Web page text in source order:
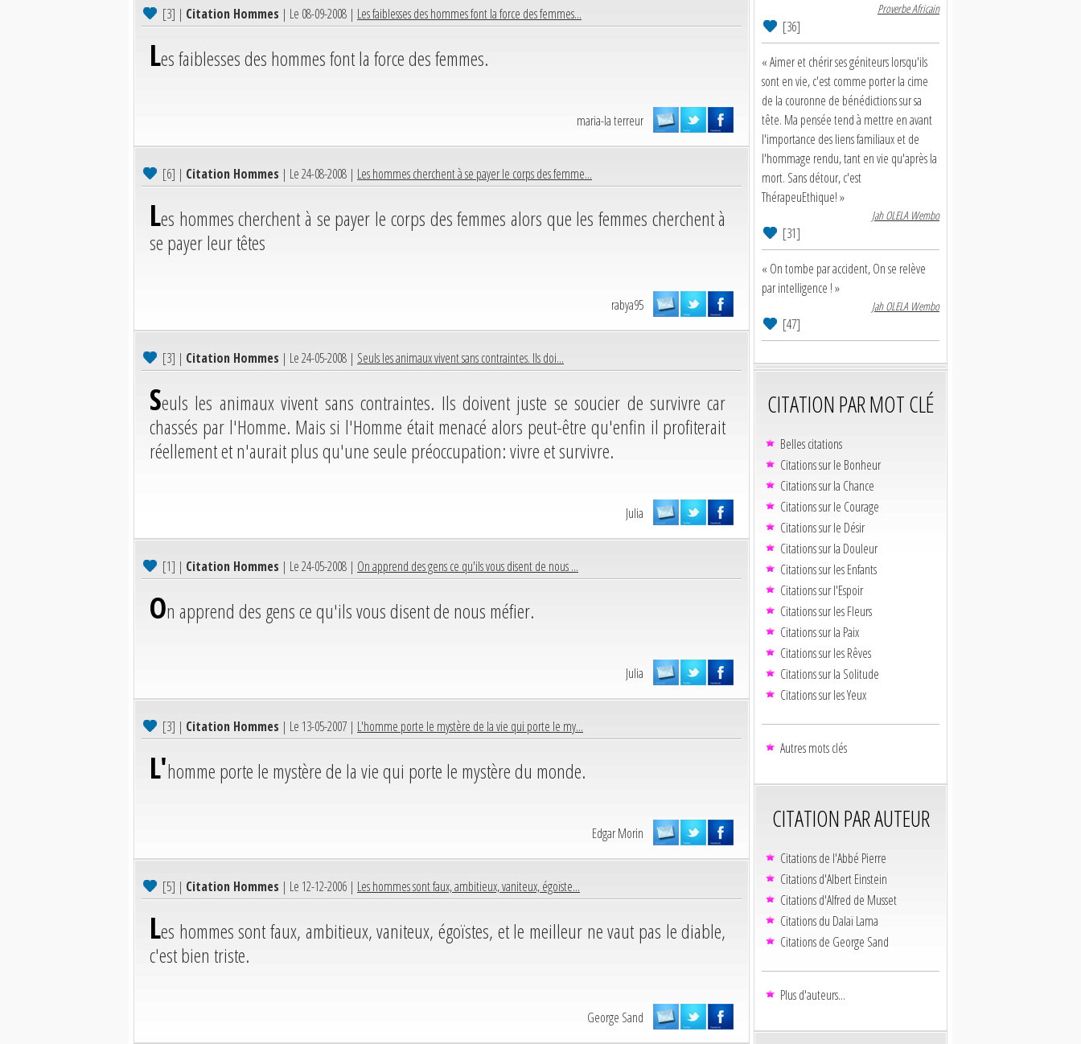
[3] | Citation Hommes | Le 08-09-2008 | Les faiblesses des hommes font la force des femmes...
Les faiblesses des hommes font la force des femmes.
maria-la terreur
[6] | Citation Hommes | Le 24-08-2008 | Les hommes cherchent à se payer le corps des femme...
Les hommes cherchent à se payer le corps des femmes alors que les femmes cherchent à
se payer leur têtes
rabya95
[3] | Citation Hommes | Le 24-05-2008 | Seuls les animaux vivent sans contraintes. Ils doi...
Seuls les animaux vivent sans contraintes. Ils doivent juste se soucier de survivre car
chassés par l'Homme. Mais si l'Homme était menacé alors peut-être qu'enfin il profiterait
réellement et n'aurait plus qu'une seule préoccupation: vivre et survivre.
Julia
[1] | Citation Hommes | Le 24-05-2008 | On apprend des gens ce qu'ils vous disent de nous ...
On apprend des gens ce qu'ils vous disent de nous méfier.
Julia
[3] | Citation Hommes | Le 13-05-2007 | L'homme porte le mystère de la vie qui porte le my...
L'homme porte le mystère de la vie qui porte le mystère du monde.
Edgar Morin
[5] | Citation Hommes | Le 12-12-2006 | Les hommes sont faux, ambitieux, vaniteux, égoïste...
Les hommes sont faux, ambitieux, vaniteux, égoïstes, et le meilleur ne vaut pas le diable,
c'est bien triste.
George Sand
Proverbe Africain
[36]
« Aimer et chérir ses géniteurs lorsqu'ils
sont en vie, c'est comme porter la cime
de la couronne de bénédictions sur sa
tête. Ma pensée tend à mettre en avant
l'importance des liens familiaux et de
l'hommage rendu, tant en vie qu'après la
mort. Sans détour, c'est
ThérapeuEthique! »
Jah OLELA Wembo
[31]
« On tombe par accident, On se relève
par intelligence ! »
Jah OLELA Wembo
[47]
CITATION PAR MOT CLÉ
Belles citations
Citations sur le Bonheur
Citations sur la Chance
Citations sur le Courage
Citations sur le Désir
Citations sur la Douleur
Citations sur les Enfants
Citations sur l'Espoir
Citations sur les Fleurs
Citations sur la Paix
Citations sur les Rêves
Citations sur la Solitude
Citations sur les Yeux
Autres mots clés
CITATION PAR AUTEUR
Citations de l'Abbé Pierre
Citations d'Albert Einstein
Citations d'Alfred de Musset
Citations du Dalaï Lama
Citations de George Sand
Plus d'auteurs...